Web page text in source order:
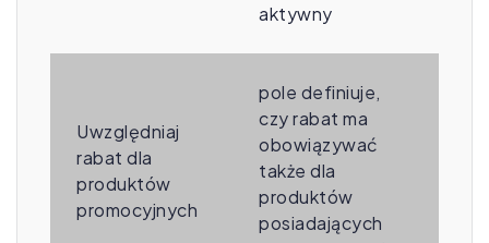
aktywny
Uwzględniaj
rabat dla
produktów
promocyjnych
pole definiuje,
czy rabat ma
obowiązywać
także dla
produktów
posiadających